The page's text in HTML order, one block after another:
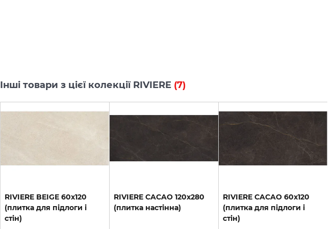
Інші товари з цієї колекції RIVIERE (7)
RIVIERE BEIGE 60x120
(плитка для підлоги і
стін)
RIVIERE CACAO 120x280
(плитка настінна)
RIVIERE CACAO 60x120
(плитка для підлоги і
стін)